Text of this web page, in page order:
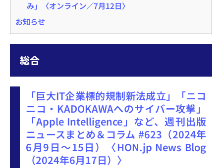
み」〈オンライン／7月12日〉
お知らせ
総合
「巨大IT企業標的規制新法成立」「ニコ
ニコ・KADOKAWAへのサイバー攻撃」
「Apple Intelligence」など、週刊出版
ニュースまとめ＆コラム #623（2024年
6月9日～15日）〈HON.jp News Blog
（2024年6月17日）〉